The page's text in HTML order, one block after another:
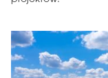
Wydanie 6
CZERWIEC 2026